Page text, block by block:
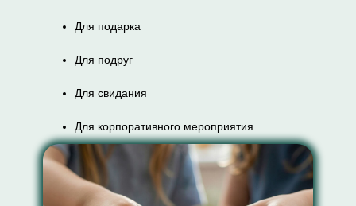
Для подарка
Для подруг
Для свидания
Для корпоративного мероприятия